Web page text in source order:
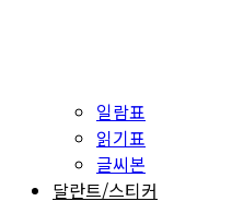
일람표
읽기표
글씨본
달란트/스티커